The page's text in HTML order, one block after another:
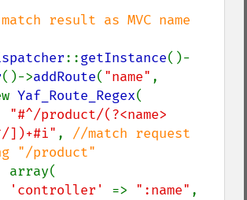
::getInstance()-
()->addRoute( "name" ,
new
Yaf_Route_Regex(
"#^/product/(?<name>
])+#i" , //match request
"/product"
array(
'controller' => ":name"